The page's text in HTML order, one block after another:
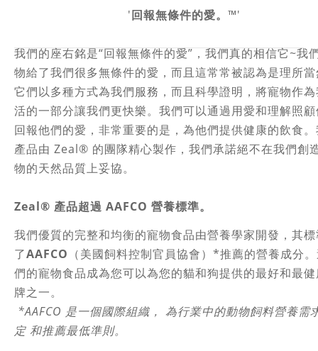
'回報無條件的愛。 ™'
我們的座右銘是“回報無條件的愛”，我們真的相信它~我
物給了我們很多無條件的愛，而且這常常被認為是理所
它們以多種方式為我們服務，而且科學證明，將寵物作
活的一部分讓我們更快樂。我們可以通過用愛和理解照
回報他們的愛，非常重要的是，為他們提供健康的飲食
產品由 Zeal® 的團隊精心製作，我們承諾絕不在我們創
物的天然品質上妥協。
Zeal® 產品超過 AAFCO 營養標準。
我們優質的完整和均衡的寵物食品由營養學家開發，其
了AAFCO （美國飼料控制官員協會）*推薦的營養成分
們的寵物食品成為您可以為您的貓和狗提供的最好和最
牌之一。
*AAFCO 是一個國際組織， 為行業中的動物飼料營養需
定 和推薦最低準則。